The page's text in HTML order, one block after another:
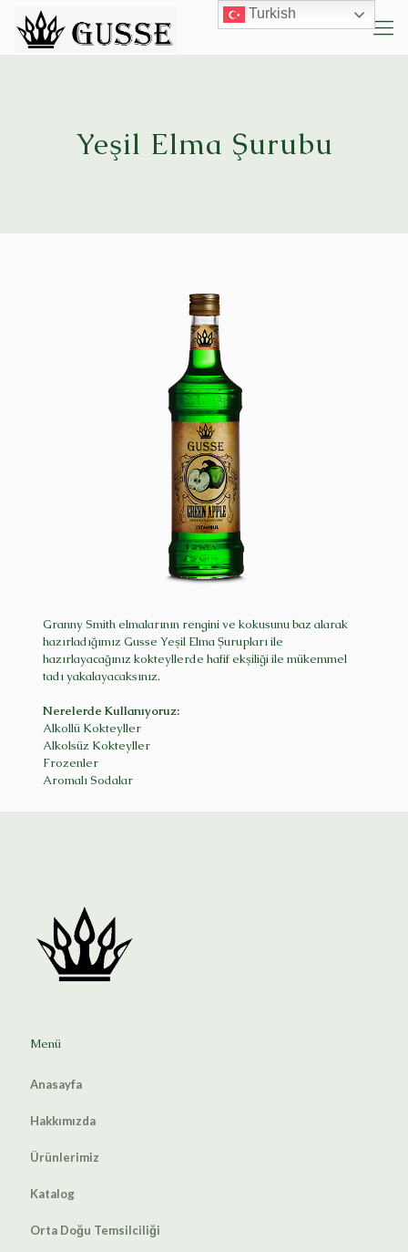
Yeşil Elma Şurubu
Granny Smith elmalarının rengini ve kokusunu baz alarak
hazırladığımız Gusse Yeşil Elma Şurupları ile
hazırlayacağınız kokteyllerde hafif ekşiliği ile mükemmel
tadı yakalayacaksınız.
Nerelerde Kullanıyoruz:
Alkollü Kokteyller
Alkolsüz Kokteyller
Frozenler
Aromalı Sodalar
Menü
Anasayfa
Hakkımızda
Ürünlerimiz
Katalog
Orta Doğu Temsilciliği
Turkish